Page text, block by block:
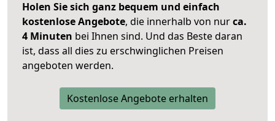
Holen Sie sich ganz bequem und einfach
kostenlose Angebote, die innerhalb von nurca.
4 Minuten bei Ihnen sind. Und das Beste daran
ist, dass all dies zu erschwinglichen Preisen
angeboten werden.
Kostenlose Angebote erhalten